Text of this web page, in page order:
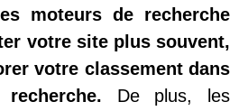
moteurs de recherche
votre site plus souvent,
votre classement dans
De plus, les